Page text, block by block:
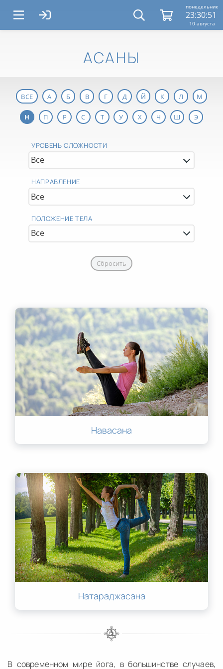
понедельник
23:30:51
10 августа
АСАНЫ
ВСЕ А Б В Г Д Й К Л М
Н П Р С Т У Х Ч Ш Э
УРОВЕНЬ СЛОЖНОСТИ
НАПРАВЛЕНИЕ
ПОЛОЖЕНИЕ ТЕЛА
Сбросить
Навасана
Натараджасана
В современном мире йога, в большинстве случаев,